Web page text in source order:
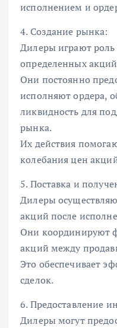
исполнением и
4. Создание рынка:
Дилеры играют
определенных
Они постоянно
исполняют ордера,
ликвидность для
рынка.
Их действия
колебания цен
5. Поставка и
Дилеры
акций после
Они координируют
акций между
Это обеспечивает
сделок.
6. Предоставление
Дилеры могут